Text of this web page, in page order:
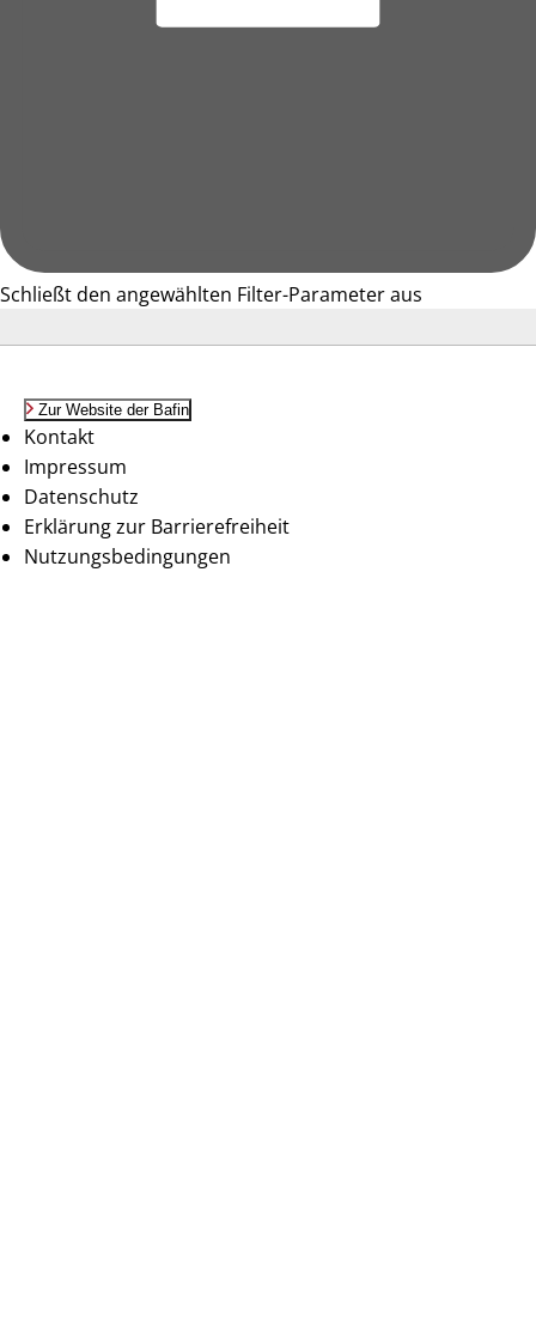
Schließt den angewählten Filter-Parameter aus
Zur Website der Bafin
Kontakt
Impressum
Datenschutz
Erklärung zur Barrierefreiheit
Nutzungsbedingungen